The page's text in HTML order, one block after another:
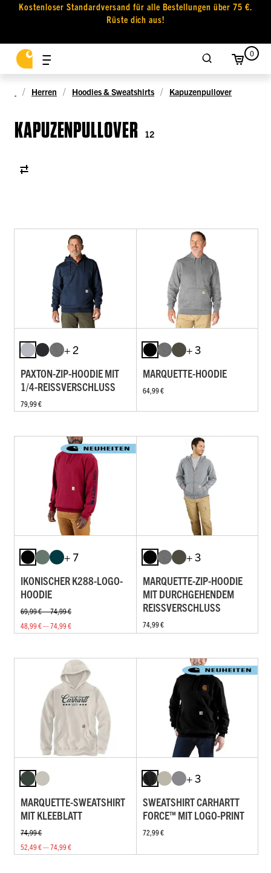
Kostenloser Standardversand für alle Bestellungen über 75 €.
Rüste dich aus!
0
Herren Hoodies & Sweatshirts Kapuzenpullover
KAPUZENPULLOVER 12
+ 2
PAXTON-ZIP-HOODIE MIT
1/4-REISSVERSCHLUSS
79,99 €
+ 3
MARQUETTE-HOODIE
64,99 €
+ 7
IKONISCHER K288-LOGO-
HOODIE
69,99 € — 74,99 €
48,99 € — 74,99 €
+ 3
MARQUETTE-ZIP-HOODIE
MIT DURCHGEHENDEM
REISSVERSCHLUSS
74,99 €
MARQUETTE-SWEATSHIRT
MIT KLEEBLATT
74,99 €
52,49 € — 74,99 €
+ 3
SWEATSHIRT CARHARTT
FORCE™ MIT LOGO-PRINT
72,99 €